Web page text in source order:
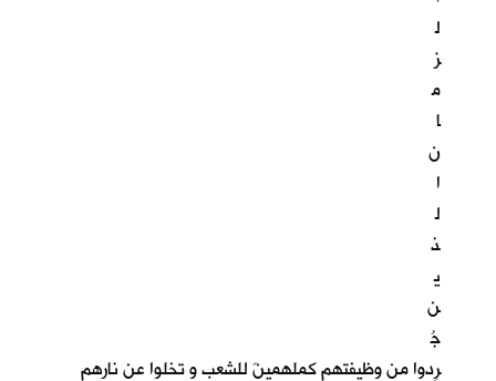
ل
ز
م
ا
ن
ا
ل
ذ
ي
ن
جُ
رِدوا من وظيفتهم كملهمينَ للشعب و تخلوا عن نارهم